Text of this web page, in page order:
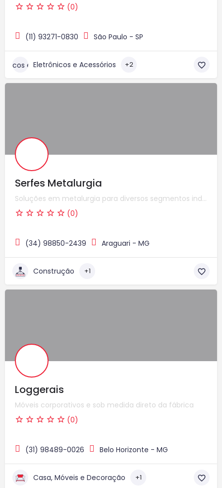
(0)
(11) 93271-0830 São Paulo - SP
Eletrônicos e Acessórios +2
Serfes Metalurgia
Soluções em metalurgia para diversos segmentos industriais
(0)
(34) 98850-2439 Araguari - MG
Construção +1
Loggerais
Móveis corporativos e sob medida direto da fábrica
(0)
(31) 98489-0026 Belo Horizonte - MG
Casa, Móveis e Decoração +1